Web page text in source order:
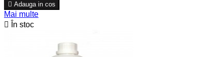
 Adauga in cos
Mai multe

În stoc